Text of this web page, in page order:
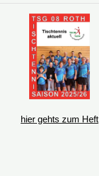
hier gehts zum Heft